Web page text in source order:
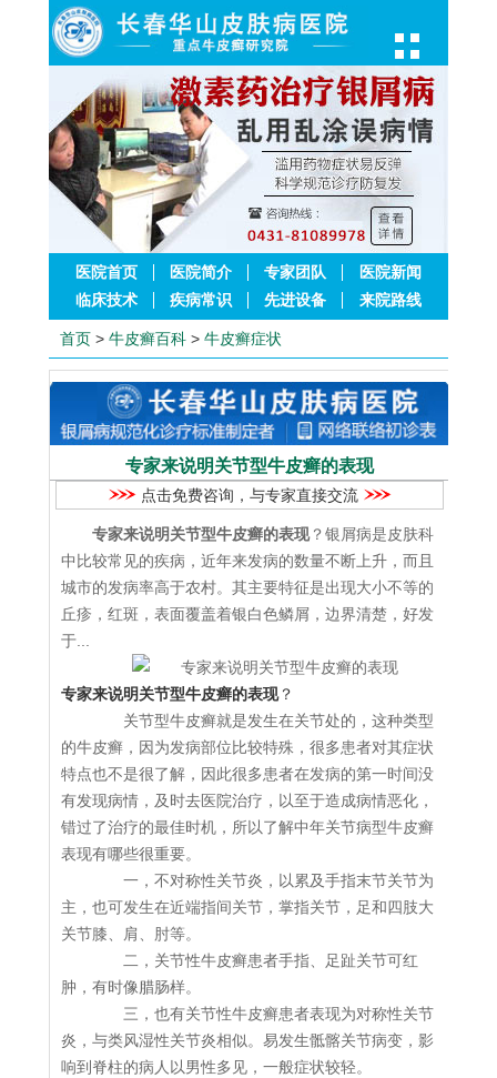
医院首页 医院简介 专家团队
医院新闻
临床技术
疾病常识 先进设备 来院路线
首页 > 牛皮癣百科 > 牛皮癣症状
专家来说明关节型牛皮癣的表现
点击免费咨询，与专家直接交流
专家来说明关节型牛皮癣的表现？银屑病是皮肤科
中比较常见的疾病，近年来发病的数量不断上升，而且
城市的发病率高于农村。其主要特征是出现大小不等的
丘疹，红斑，表面覆盖着银白色鳞屑，边界清楚，好发
于...
专家来说明关节型牛皮癣的表现？
关节型牛皮癣就是发生在关节处的，这种类型
的牛皮癣，因为发病部位比较特殊，很多患者对其症状
特点也不是很了解，因此很多患者在发病的第一时间没
有发现病情，及时去医院治疗，以至于造成病情恶化，
错过了治疗的最佳时机，所以了解中年关节病型牛皮癣
表现有哪些很重要。
一，不对称性关节炎，以累及手指末节关节为
主，也可发生在近端指间关节，掌指关节，足和四肢大
关节膝、肩、肘等。
二，关节性牛皮癣患者手指、足趾关节可红
肿，有时像腊肠样。
三，也有关节性牛皮癣患者表现为对称性关节
炎，与类风湿性关节炎相似。易发生骶髂关节病变，影
响到脊柱的病人以男性多见，一般症状较轻。